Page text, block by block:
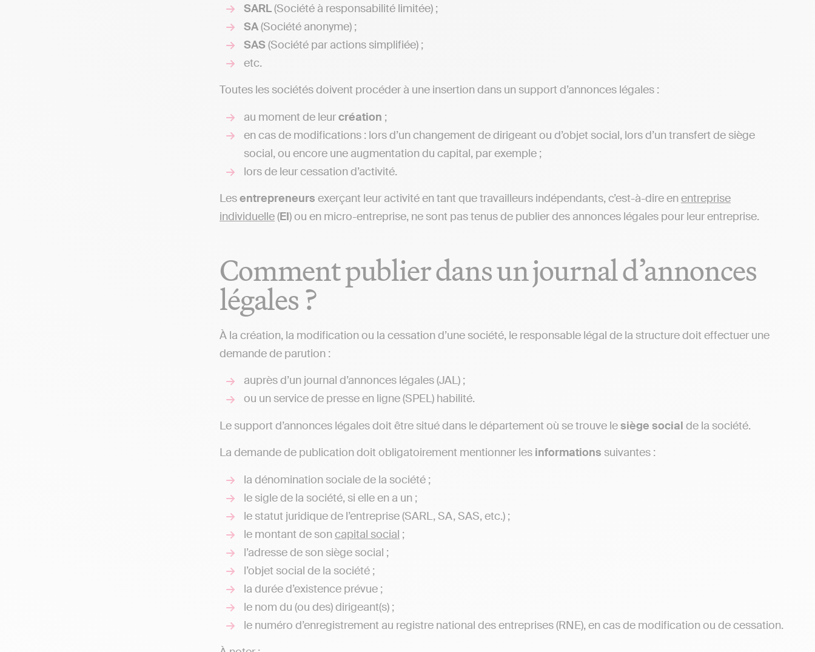
SARL(Société à responsabilité limitée) ;
SA(Société anonyme) ;
SAS (Société par actions simplifiée) ;
etc.
Toutes les sociétés doivent procéder à une insertion dans un support d’annonces légales :
au moment de leurcréation ;
en cas de modifications : lors d’un changement de dirigeant ou d’objet social, lors d’un transfert de siège
social, ou encore une augmentation du capital, par exemple ;
lors de leur cessation d’activité.
Lesentrepreneurs exerçant leur activité en tant que travailleurs indépendants, c’est-à-dire enentreprise
individuelle(EI) ou en micro-entreprise, ne sont pas tenus de publier des annonces légales pour leur entreprise.
Comment publier dans un journal d’annonces
légales ?
À la création, la modification ou la cessation d’une société, le responsable légal de la structure doit effectuer une
demande de parution :
auprès d’un journal d’annonces légales (JAL) ;
ou un service de presse en ligne (SPEL) habilité.
Le support d’annonces légales doit être situé dans le département où se trouve lesiège social de la société.
La demande de publication doit obligatoirement mentionner les informations suivantes :
la dénomination sociale de la société ;
le sigle de la société, si elle en a un ;
le statut juridique de l’entreprise (SARL, SA, SAS, etc.) ;
le montant de soncapital social ;
l’adresse de son siège social ;
l’objet social de la société ;
la durée d’existence prévue ;
le nom du (ou des) dirigeant(s) ;
le numéro d’enregistrement au registre national des entreprises (RNE), en cas de modification ou de cessation.